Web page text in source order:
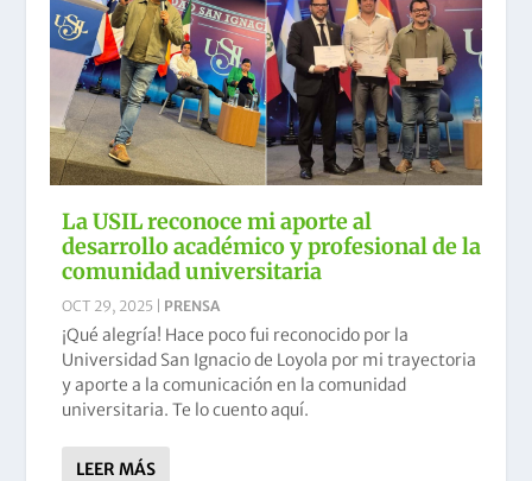
La USIL reconoce mi aporte al
desarrollo académico y profesional de la
comunidad universitaria
OCT 29, 2025 | PRENSA
¡Qué alegría! Hace poco fui reconocido por la
Universidad San Ignacio de Loyola por mi trayectoria
y aporte a la comunicación en la comunidad
universitaria. Te lo cuento aquí.
LEER MÁS